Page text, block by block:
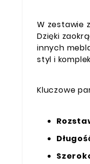
W zestawie
Dzięki
innych
styl i
Kluczowe